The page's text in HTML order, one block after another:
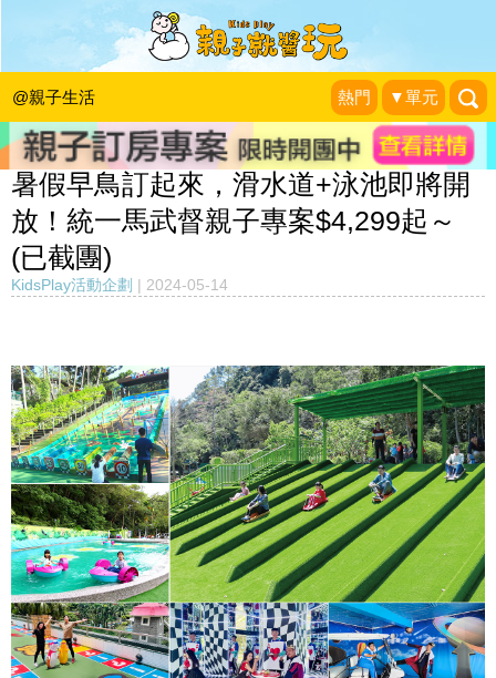
@親子生活 熱門 ▼單元
暑假早鳥訂起來，滑水道+泳池即將開
放！統一馬武督親子專案$4,299起～
(已截團)
KidsPlay活動企劃 2024-05-14